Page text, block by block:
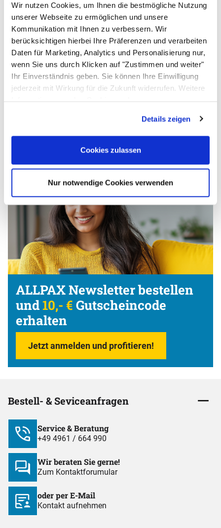
Wir nutzen Cookies, um Ihnen die bestmögliche Nutzung
unserer Webseite zu ermöglichen und unsere
Kommunikation mit Ihnen zu verbessern. Wir
berücksichtigen hierbei Ihre Präferenzen und verarbeiten
Daten für Marketing, Analytics und Personalisierung nur,
wenn Sie uns durch Klicken auf "Zustimmen und weiter"
Ihr Einverständnis geben. Sie können Ihre Einwilligung
jederzeit mit Wirkung für die Zukunft widerrufen. Weitere
Details zeigen
Cookies zulassen
Nur notwendige Cookies verwenden
Kaufentscheidung
Rundfilterpapier 195mm, 1000Stk
Einloggen und Bewertung schreiben
Das könnte Ihnen ebenfalls gefallen
Artikel überspringen
ALLPAX Newsletter bestellen
und10,- € Gutscheincode
erhalten
Jetzt anmelden und profitieren!
Bestell- & Seviceanfragen
Service & Beratung
+49 4961 / 664 990
Wir beraten Sie gerne!
Zum Kontaktforumular
oder per E-Mail
Kontakt aufnehmen